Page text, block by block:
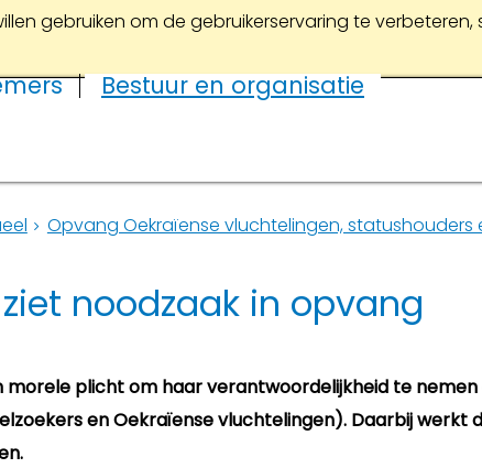
gebruiken om de gebruikerservaring te
Bestuur en organisatie
Opvang Oekraïense vluchtelingen, statushouders
noodzaak in opvang
morele plicht om haar verantwoordelijkheid te
en Oekraïense vluchtelingen). Daarbij werkt